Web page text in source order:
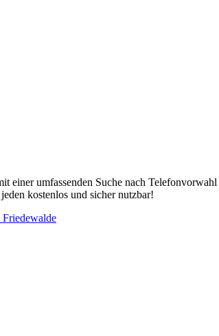
einer umfassenden Suche nach
kostenlos und sicher nutzbar!